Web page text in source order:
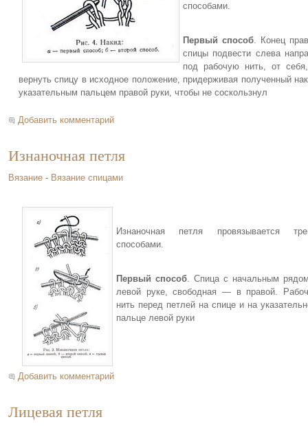
способами.
Первый способ. Конец
спицы подвести слева
под рабочую нить, от
вернуть спицу в исходное положение, придерживая полученный
указательным пальцем правой руки, чтобы не соскользнул
Добавить комментарий
Изнаночная петля
Вязание - Вязание спицами
Изнаночная петля провязывается
способами.
Первый способ. Спица с начальным
левой руке, свободная — в правой.
нить перед петлей на спице и на
пальце левой руки
Добавить комментарий
Лицевая петля